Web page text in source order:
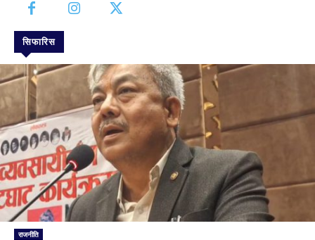
सिफारिस
राजनीति